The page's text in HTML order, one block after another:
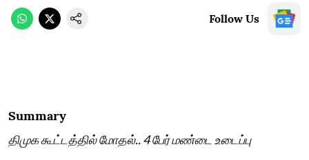
Follow Us
Summary
திமுக கூட்டத்தில் மோதல்.. 4 பேர் மண்டை உடைப்பு